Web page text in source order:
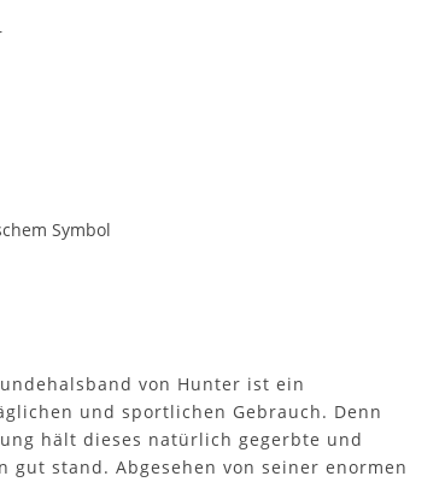
Symbol
von Hunter ist ein
und sportlichen Gebrauch. Denn
hält dieses natürlich gegerbte und
stand. Abgesehen von seiner enormen